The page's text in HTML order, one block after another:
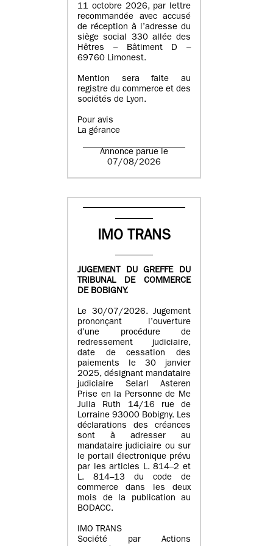
11 octobre 2026, par lettre
recommandée avec accusé
de réception à l’adresse du
siège social 330 allée des
Hêtres – Bâtiment D –
69760 Limonest.
Mention sera faite au
registre du commerce et des
sociétés de Lyon.
Pour avis
La gérance
Annonce parue le
07/08/2026
IMO TRANS
JUGEMENT DU GREFFE DU
TRIBUNAL DE COMMERCE
DE BOBIGNY.
Le 30/07/2026. Jugement
prononçant l’ouverture
d’une procédure de
redressement judiciaire,
date de cessation des
paiements le 30 janvier
2025, désignant mandataire
judiciaire Selarl Asteren
Prise en la Personne de Me
Julia Ruth 14/16 rue de
Lorraine 93000 Bobigny. Les
déclarations des créances
sont à adresser au
mandataire judiciaire ou sur
le portail électronique prévu
par les articles L. 814–2 et
L. 814–13 du code de
commerce dans les deux
mois de la publication au
BODACC.
IMO TRANS
Société par Actions